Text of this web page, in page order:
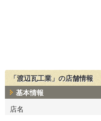
「渡辺瓦工業」の店舗情報
基本情報
店名